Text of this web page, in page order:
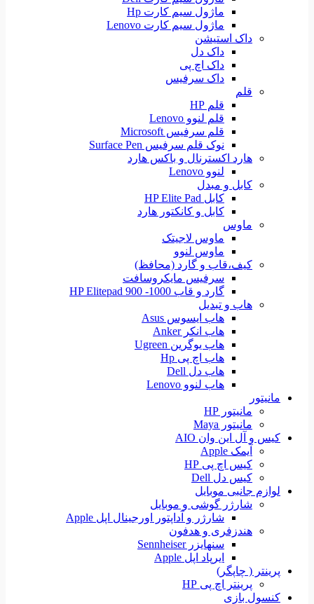
ماژول سیم کارت Hp
ماژول سیم کارت Lenovo
داک استیشن
داک دل
داک اچ پی
داک سرفیس
قلم
قلم HP
قلم لنوو Lenovo
قلم سرفیس Microsoft
نوک قلم سرفیس Surface Pen
هارد اکسترنال و باکس هارد
لنوو Lenovo
کابل و مبدل
کابل HP Elite Pad
کابل و کانکتور هارد
ماوس
ماوس لاجیتک
ماوس لنوو
کیف،قاب و گارد (محافظ)
سرفیس مایکروسافت
گارد و قاب HP Elitepad 900 -1000
هاب و تبدیل
هاب ایسوس Asus
هاب انکر Anker
هاب یوگرین Ugreen
هاب اچ پی Hp
هاب دل Dell
هاب لنوو Lenovo
مانیتور
مانیتور HP
مانیتور Maya
کیس و آل این وان AIO
آیمک Apple
کیس اچ پی HP
کیس دل Dell
لوازم جانبی موبایل
شارژر گوشی و موبایل
شارژر و آداپتور اورجینال اپل Apple
هندزفری و هدفون
سنهایزر Sennheiser
ایرپاد اپل Apple
پرینتر ( چاپگر)
پرینتر اچ پی HP
کنسول بازی